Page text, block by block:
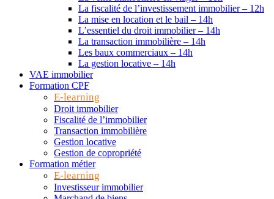
La fiscalité de l’investissement immobilier – 12h
La mise en location et le bail – 14h
L’essentiel du droit immobilier – 14h
La transaction immobilière – 14h
Les baux commerciaux – 14h
La gestion locative – 14h
VAE immobilier
Formation CPF
E-learning
Droit immobilier
Fiscalité de l’immobilier
Transaction immobilière
Gestion locative
Gestion de copropriété
Formation métier
E-learning
Investisseur immobilier